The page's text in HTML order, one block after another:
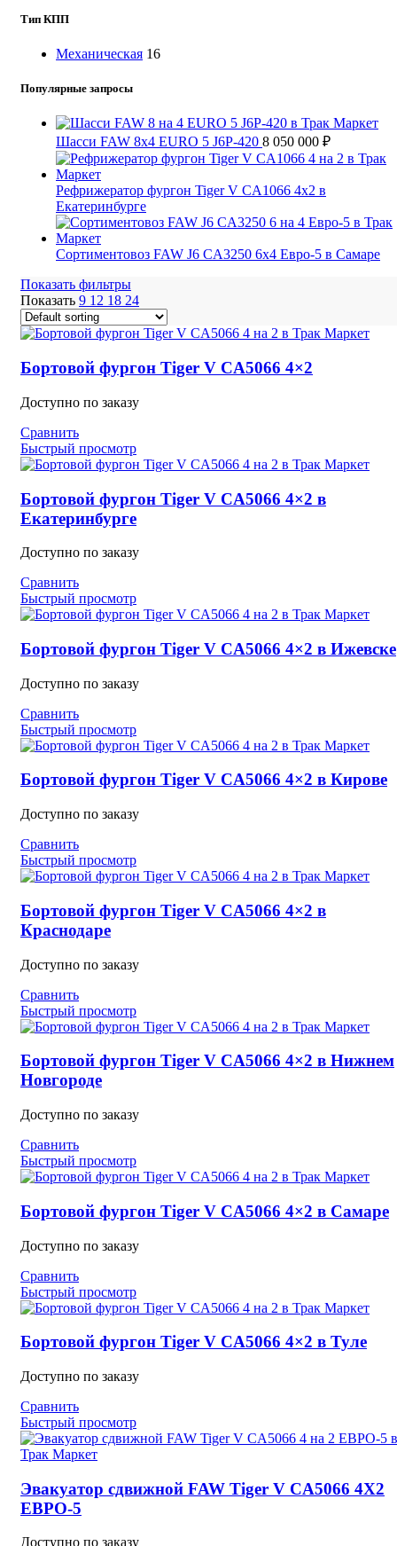
Тип КПП
Механическая 16
Популярные запросы
Шасси FAW 8х4 EURO 5 J6P-420 8 050 000 ₽
Рефрижератор фургон Tiger V CA1066 4x2 в
Екатеринбурге
Сортиментовоз FAW J6 CA3250 6х4 Евро-5 в Самаре
Показать фильтры
Показать 9 12 18 24
Бортовой фургон Tiger V CA5066 4×2
Доступно по заказу
Сравнить
Быстрый просмотр
Бортовой фургон Tiger V CA5066 4×2 в
Екатеринбурге
Доступно по заказу
Сравнить
Быстрый просмотр
Бортовой фургон Tiger V CA5066 4×2 в Ижевске
Доступно по заказу
Сравнить
Быстрый просмотр
Бортовой фургон Tiger V CA5066 4×2 в Кирове
Доступно по заказу
Сравнить
Быстрый просмотр
Бортовой фургон Tiger V CA5066 4×2 в
Краснодаре
Доступно по заказу
Сравнить
Быстрый просмотр
Бортовой фургон Tiger V CA5066 4×2 в Нижнем
Новгороде
Доступно по заказу
Сравнить
Быстрый просмотр
Бортовой фургон Tiger V CA5066 4×2 в Самаре
Доступно по заказу
Сравнить
Быстрый просмотр
Бортовой фургон Tiger V CA5066 4×2 в Туле
Доступно по заказу
Сравнить
Быстрый просмотр
Эвакуатор сдвижной FAW Tiger V CA5066 4X2
ЕВРО-5
Доступно по заказу